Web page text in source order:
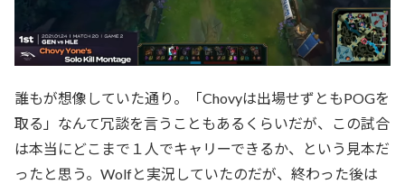
誰もが想像していた通り。「Chovyは出場せずともPOGを
取る」なんて冗談を言うこともあるくらいだが、この試合
は本当にどこまで１人でキャリーできるか、という見本だ
ったと思う。Wolfと実況していたのだが、終わった後は